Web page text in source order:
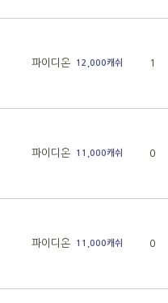
파이디온 12,000캐쉬 1
파이디온 11,000캐쉬 0
파이디온 11,000캐쉬 0